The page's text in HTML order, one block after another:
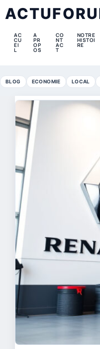
AC
CU
EI
L
A
PR
OP
OS
CO
NT
AC
T
NOTRE
HISTOI
RE
BLOG ECONOMIE LOCAL